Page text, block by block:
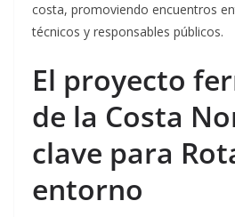
costa, promoviendo encuentros
técnicos y responsables públicos.
El proyecto
de la Costa
clave para
entorno